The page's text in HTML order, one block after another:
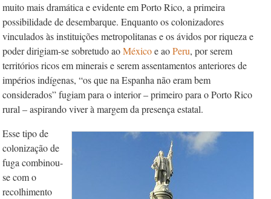
muito mais dramática e evidente em Porto Rico, a primeira
possibilidade de desembarque. Enquanto os colonizadores
vinculados às instituições metropolitanas e os ávidos por riqueza e
poder dirigiam-se sobretudo aoMéxicoe aoPeru, por serem
territórios ricos em minerais e serem assentamentos anteriores de
impérios indígenas, “os que na Espanha não eram bem
considerados” fugiam para o interior – primeiro para o Porto Rico
rural – aspirando viver à margem da presença estatal.
Esse tipo de
colonização de
fuga combinou-
se com o
recolhimento